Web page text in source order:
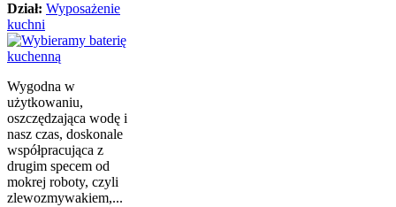
Dział: Wyposażenie
kuchni
Wygodna w
użytkowaniu,
oszczędzająca wodę i
nasz czas, doskonale
współpracująca z
drugim specem od
mokrej roboty, czyli
zlewozmywakiem,...